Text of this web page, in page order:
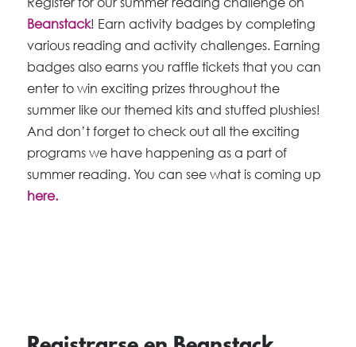
Beanstack! Earn activity badges by completing
various reading and activity challenges. Earning
badges also earns you raffle tickets that you can
enter to win exciting prizes throughout the
summer like our themed kits and stuffed plushies!
And don’t forget to check out all the exciting
programs we have happening as a part of
summer reading. You can see what is coming up
here.